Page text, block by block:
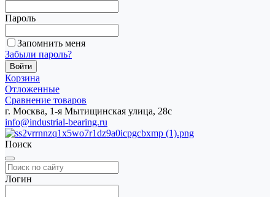
Пароль
Запомнить меня
Забыли пароль?
Корзина
Отложенные
Сравнение товаров
г. Москва, 1-я Мытищинская улица, 28с
info@industrial-bearing.ru
Поиск
Логин